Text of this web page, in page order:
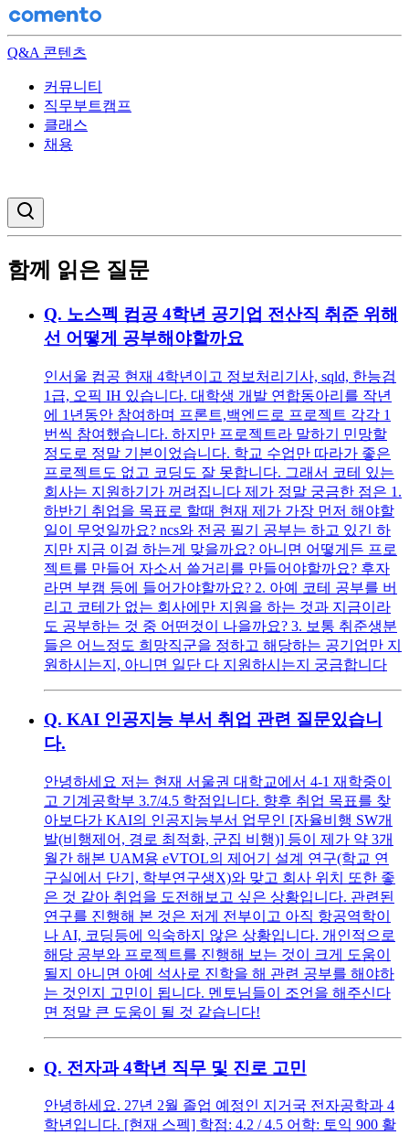
Q&A 콘텐츠
커뮤니티
직무부트캠프
클래스
채용
함께 읽은 질문
Q. 노스펙 컴공 4학년 공기업 전산직 취준 위해
선 어떻게 공부해야할까요
인서울 컴공 현재 4학년이고 정보처리기사, sqld, 한능검
1급, 오픽 IH 있습니다. 대학생 개발 연합동아리를 작년
에 1년동안 참여하며 프론트,백엔드로 프로젝트 각각 1
번씩 참여했습니다. 하지만 프로젝트라 말하기 민망할
정도로 정말 기본이었습니다. 학교 수업만 따라가 좋은
프로젝트도 없고 코딩도 잘 못합니다. 그래서 코테 있는
회사는 지원하기가 꺼려집니다 제가 정말 궁금한 점은 1.
하반기 취업을 목표로 할때 현재 제가 가장 먼저 해야할
일이 무엇일까요? ncs와 전공 필기 공부는 하고 있긴 하
지만 지금 이걸 하는게 맞을까요? 아니면 어떻게든 프로
젝트를 만들어 자소서 쓸거리를 만들어야할까요? 후자
라면 부캠 등에 들어가야할까요? 2. 아예 코테 공부를 버
리고 코테가 없는 회사에만 지원을 하는 것과 지금이라
도 공부하는 것 중 어떤것이 나을까요? 3. 보통 취준생분
들은 어느정도 희망직군을 정하고 해당하는 공기업만 지
원하시는지, 아니면 일단 다 지원하시는지 궁금합니다
Q. KAI 인공지능 부서 취업 관련 질문있습니
다.
안녕하세요 저는 현재 서울권 대학교에서 4-1 재학중이
고 기계공학부 3.7/4.5 학점입니다. 향후 취업 목표를 찾
아보다가 KAI의 인공지능부서 업무인 [자율비행 SW개
발(비행제어, 경로 최적화, 군집 비행)] 등이 제가 약 3개
월간 해본 UAM용 eVTOL의 제어기 설계 연구(학교 연
구실에서 단기, 학부연구생X)와 맞고 회사 위치 또한 좋
은 것 같아 취업을 도전해보고 싶은 상황입니다. 관련된
연구를 진행해 본 것은 저게 전부이고 아직 항공역학이
나 AI, 코딩등에 익숙하지 않은 상황입니다. 개인적으로
해당 공부와 프로젝트를 진행해 보는 것이 크게 도움이
될지 아니면 아예 석사로 진학을 해 관련 공부를 해야하
는 것인지 고민이 됩니다. 멘토님들이 조언을 해주신다
면 정말 큰 도움이 될 것 같습니다!
Q. 전자과 4학년 직무 및 진로 고민
안녕하세요. 27년 2월 졸업 예정인 지거국 전자공학과 4
학년입니다. [현재 스펙] 학점: 4.2 / 4.5 어학: 토익 900 활